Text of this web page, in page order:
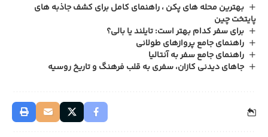
بهترین محله های پکن ، راهنمای کامل برای کشف جاذبه‌ های
پایتخت چین
برای سفر کدام بهتر است: تایلند یا بالی؟
راهنمای جامع پروازهای طولانی
راهنمای جامع سفر به آنتالیا
جاهای دیدنی کازان، سفری به قلب فرهنگ و تاریخ روسیه